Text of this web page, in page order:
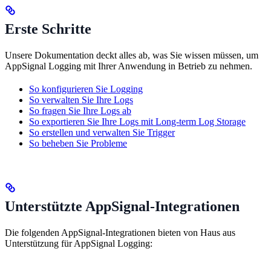
Erste Schritte
Unsere Dokumentation deckt alles ab, was Sie wissen müssen, um
AppSignal Logging mit Ihrer Anwendung in Betrieb zu nehmen.
So konfigurieren Sie Logging
So verwalten Sie Ihre Logs
So fragen Sie Ihre Logs ab
So exportieren Sie Ihre Logs mit Long-term Log Storage
So erstellen und verwalten Sie Trigger
So beheben Sie Probleme
Unterstützte AppSignal-Integrationen
Die folgenden AppSignal-Integrationen bieten von Haus aus
Unterstützung für AppSignal Logging: